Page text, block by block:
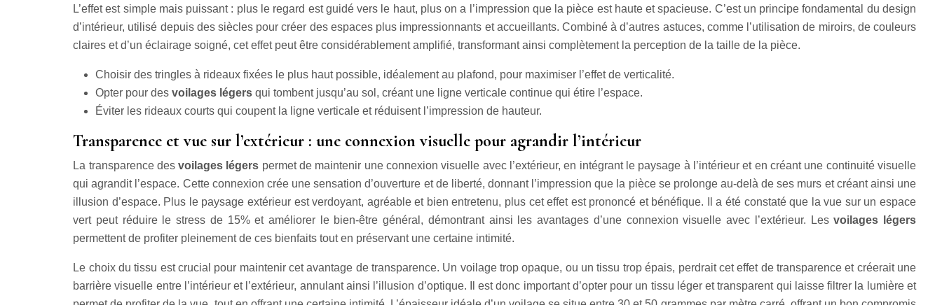
L’effet est simple mais puissant : plus le regard est guidé vers le haut, plus on a l’impression que la pièce est haute et spacieuse. C’est un principe fondamental du design
d’intérieur, utilisé depuis des siècles pour créer des espaces plus impressionnants et accueillants. Combiné à d’autres astuces, comme l’utilisation de miroirs, de couleurs
claires et d’un éclairage soigné, cet effet peut être considérablement amplifié, transformant ainsi complètement la perception de la taille de la pièce.
Choisir des tringles à rideaux fixées le plus haut possible, idéalement au plafond, pour maximiser l’effet de verticalité.
Opter pour desvoilages légersqui tombent jusqu’au sol, créant une ligne verticale continue qui étire l’espace.
Éviter les rideaux courts qui coupent la ligne verticale et réduisent l’impression de hauteur.
Transparence et vue sur l’extérieur : une connexion visuelle pour agrandir l’intérieur
La transparence desvoilages légers permet de maintenir une connexion visuelle avec l’extérieur, en intégrant le paysage à l’intérieur et en créant une continuité visuelle
qui agrandit l’espace. Cette connexion crée une sensation d’ouverture et de liberté, donnant l’impression que la pièce se prolonge au-delà de ses murs et créant ainsi une
illusion d’espace. Plus le paysage extérieur est verdoyant, agréable et bien entretenu, plus cet effet est prononcé et bénéfique. Il a été constaté que la vue sur un espace
vert peut réduire le stress de 15% et améliorer le bien-être général, démontrant ainsi les avantages d’une connexion visuelle avec l’extérieur. Lesvoilages légers
permettent de profiter pleinement de ces bienfaits tout en préservant une certaine intimité.
Le choix du tissu est crucial pour maintenir cet avantage de transparence. Un voilage trop opaque, ou un tissu trop épais, perdrait cet effet de transparence et créerait une
barrière visuelle entre l’intérieur et l’extérieur, annulant ainsi l’illusion d’optique. Il est donc important d’opter pour un tissu léger et transparent qui laisse filtrer la lumière et